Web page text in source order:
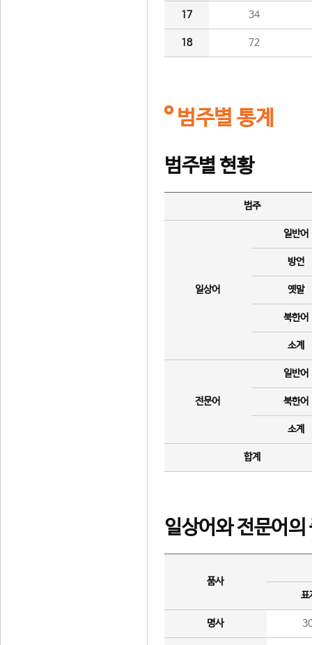
17 34
18 72
범주별 통계
범주별 현황
범주
일상어
일반어
방언
옛말
북한어
소계
전문어
일반어
북한어
소계
합계
일상어와 전문어의
품사
표
명사